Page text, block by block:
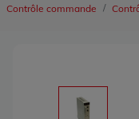
Contrôle commande